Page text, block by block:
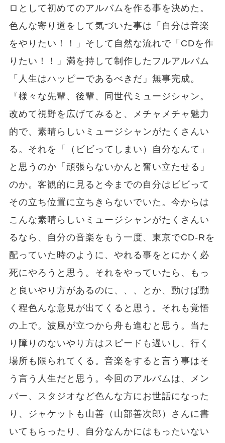
ロとして初めてのアルバムを作る事を決めた。
色んな寄り道をして気づいた事は「自分は音楽
をやりたい！！」そして自然な流れで「CDを作
りたい！！」満を持して制作したフルアルバム
「人生はハッピーであるべきだ」無事完成。
『様々な先輩、後輩、同世代ミュージシャン。
改めて視野を広げてみると、メチャメチャ魅力
的で、素晴らしいミュージシャンがたくさんい
る。それを「（ビビってしまい）自分なんて」
と思うのか「頑張らないかんと奮い立たせる」
のか。客観的に見ると今までの自分はビビって
その立ち位置に立ちきらないでいた。今からは
こんな素晴らしいミュージシャンがたくさんい
るなら、自分の音楽をもう一度、東京でCD-Rを
配っていた時のように、やれる事をとにかく必
死にやろうと思う。それをやっていたら、もっ
と良いやり方があるのに、、、とか、動けば動
く程色んな意見が出てくると思う。それも覚悟
の上で。波風が立つから舟も進むと思う。当た
り障りのないやり方はスピードも遅いし、行く
場所も限られてくる。音楽をすると言う事はそ
う言う人生だと思う。今回のアルバムは、メン
バー、スタジオなど色んな方にお世話になった
り、ジャケットも山善（山部善次郎）さんに書
いてもらったり、自分なんかにはもったいない